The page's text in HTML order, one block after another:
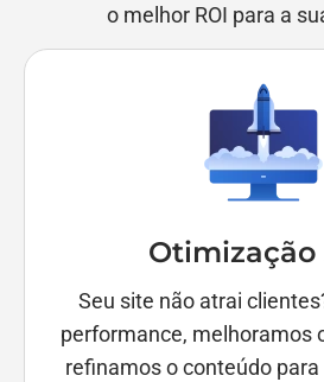
o melhor ROI para a
Otimização
Seu site não atrai
performance, melhoramos
refinamos o conteúdo para